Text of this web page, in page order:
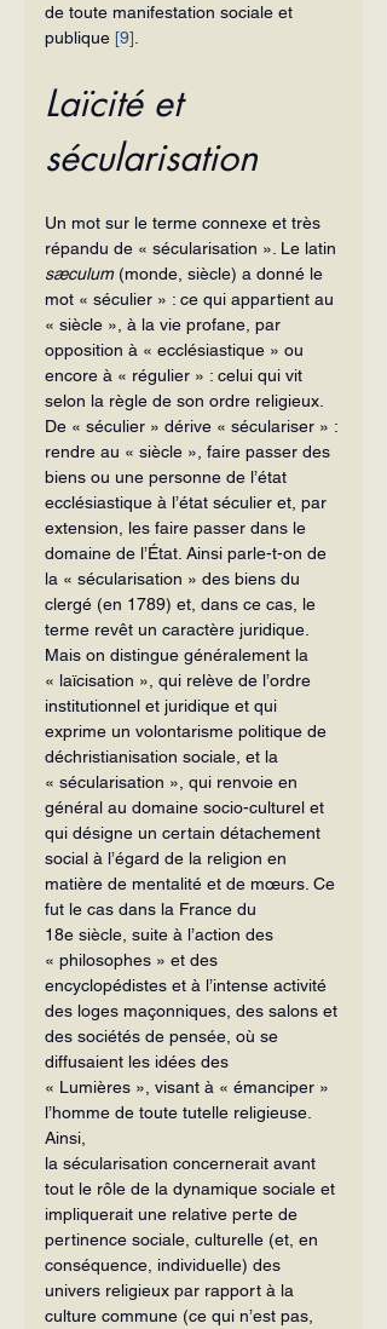
de toute manifestation sociale et
publique [9]
Laïcité et
sécularisation
Un mot sur le terme connexe et très
répandu de « sécularisation ». Le latin
sæculum (monde, siècle) a donné le
mot « séculier » : ce qui appartient au
« siècle », à la vie profane, par
opposition à « ecclésiastique » ou
encore à « régulier » : celui qui vit
selon la règle de son ordre religieux.
De « séculier » dérive « séculariser » :
rendre au « siècle », faire passer des
biens ou une personne de l’état
ecclésiastique à l’état séculier et, par
extension, les faire passer dans le
domaine de l’État. Ainsi parle-t-on de
la « sécularisation » des biens du
clergé (en 1789) et, dans ce cas, le
terme revêt un caractère juridique.
Mais on distingue généralement la
« laïcisation », qui relève de l’ordre
institutionnel et juridique et qui
exprime un volontarisme politique de
déchristianisation sociale, et la
« sécularisation », qui renvoie en
général au domaine socio-culturel et
qui désigne un certain détachement
social à l’égard de la religion en
matière de mentalité et de mœurs. Ce
fut le cas dans la France du
18e siècle, suite à l’action des
« philosophes » et des
encyclopédistes et à l’intense activité
des loges maçonniques, des salons et
des sociétés de pensée, où se
diffusaient les idées des
« Lumières », visant à « émanciper »
l’homme de toute tutelle religieuse.
Ainsi,
la sécularisation concernerait avant
tout le rôle de la dynamique sociale et
impliquerait une relative perte de
pertinence sociale, culturelle (et, en
conséquence, individuelle) des
univers religieux par rapport à la
culture commune (ce qui n’est pas,